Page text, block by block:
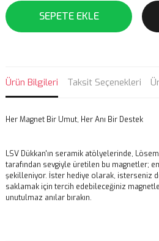
SEPETE EKLE
Ürün Bilgileri Taksit Seçenekleri
Her Magnet Bir Umut, Her Anı Bir Destek
LSV Dükkan'ın seramik atölyelerinde,
tarafından sevgiyle üretilen bu magnetler;
şekilleniyor. İster hediye olarak, isterseniz
saklamak için tercih edebileceğiniz
unutulmaz anılar bırakın.